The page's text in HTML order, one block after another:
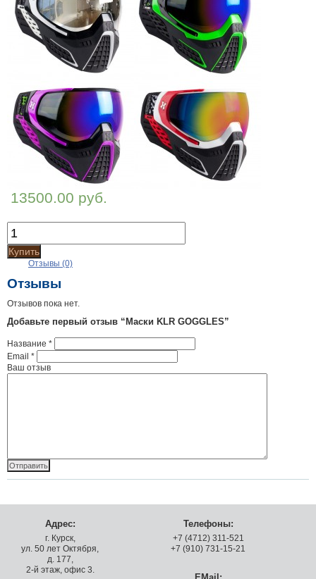
13500.00 руб.
Купить
Отзывы (0)
Отзывы
Отзывов пока нет.
Добавьте первый отзыв “Маски KLR GOGGLES”
Название *
Email *
Ваш отзыв
Адрес:
г. Курск,
ул. 50 лет Октября,
д. 177,
2-й этаж, офис 3.
Телефоны:
+7 (4712) 311-521
+7 (910) 731-15-21